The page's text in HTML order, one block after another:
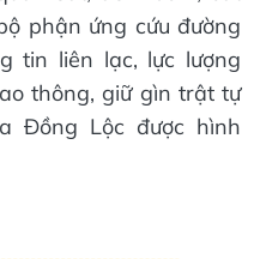
phận ứng cứu đường
tin liên lạc, lực lượng
thông, giữ gìn trật tự
Đồng Lộc được hình